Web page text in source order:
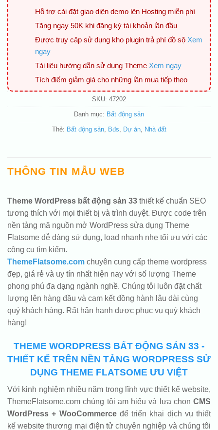
Hỗ trợ cài đặt giao diện demo lên Hosting miễn phí
Tặng ngay 50K khi đăng ký tài khoản lần đầu
Được truy cập sử dụng kho plugin trả phí đồ sộ Xem
ngay
Tài liệu hướng dẫn sử dụng Theme Xem ngay
Tích điểm giảm giá cho những lần mua tiếp theo
SKU: 47202
Danh mục: Bất động sản
Thẻ: Bất động sản, Bđs Dự án, Nhà đất
THÔNG TIN MẪU WEB
Theme WordPress bất động sản 33 thiết kế chuẩn SEO
tương thích với mọi thiết bị và trình duyệt. Được code trên
nền tảng mã nguồn mở WordPress sửa dụng Theme
Flatsome dễ dàng sử dụng, load nhanh nhẹ tối ưu với các
công cụ tìm kiếm.
ThemeFlatsome.com chuyên cung cấp theme wordpress
đẹp, giá rẻ và uy tín nhất hiện nay với số lượng Theme
phong phú đa dạng ngành nghề. Chúng tôi luôn đặt chất
lượng lên hàng đầu và cam kết đồng hành lâu dài cùng
quý khách hàng. Rất hân hạnh được phục vụ quý khách
hàng!
THEME WORDPRESS BẤT ĐỘNG SẢN 33 -
THIẾT KẾ TRÊN NỀN TẢNG WORDPRESS SỬ
DỤNG THEME FLATSOME ƯU VIỆT
Với kinh nghiệm nhiều năm trong lĩnh vực thiết kế website,
ThemeFlatsome.com chúng tôi am hiểu và lựa chọn CMS
WordPress + WooCommerceđể triển khai dịch vụ thiết
kế website thương mại điện tử chuyên nghiệp và chúng tôi